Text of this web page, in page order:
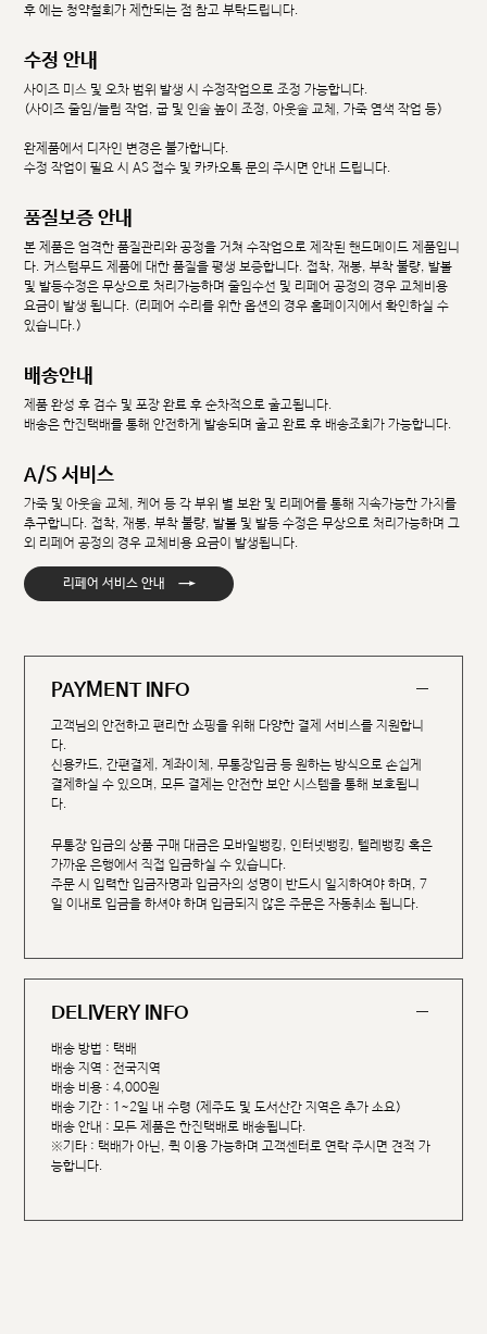
후 에는 청약철회가 제한되는 점 참고 부탁드립니다.
수정 안내
사이즈 미스 및 오차 범위 발생 시 수정작업으로 조정 가능합니다.
(사이즈 줄임/늘림 작업, 굽 및 인솔 높이 조정, 아웃솔 교체, 가죽 염색 작업 등)
완제품에서 디자인 변경은 불가합니다.
수정 작업이 필요 시 AS 접수 및 카카오톡 문의 주시면 안내 드립니다.
품질보증 안내
본 제품은 엄격한 품질관리와 공정을 거쳐 수작업으로 제작된 핸드메이드 제품입니
다. 커스텀무드 제품에 대한 품질을 평생 보증합니다. 접착, 재봉, 부착 불량, 발볼
및 발등수정은 무상으로 처리가능하며 줄임수선 및 리페어 공정의 경우 교체비용
요금이 발생 됩니다. (리페어 수리를 위한 옵션의 경우 홈페이지에서 확인하실 수
있습니다.)
배송안내
제품 완성 후 검수 및 포장 완료 후 순차적으로 출고됩니다.
배송은 한진택배를 통해 안전하게 발송되며 출고 완료 후 배송조회가 가능합니다.
A/S 서비스
가죽 및 아웃솔 교체, 케어 등 각 부위 별 보완 및 리페어를 통해 지속가능한 가치를
추구합니다. 접착, 재봉, 부착 불량, 발볼 및 발등 수정은 무상으로 처리가능하며 그
외 리페어 공정의 경우 교체비용 요금이 발생됩니다.
리페어 서비스 안내 →
PAYMENT INFO
고객님의 안전하고 편리한 쇼핑을 위해 다양한 결제 서비스를 지원합니
다.
신용카드, 간편결제, 계좌이체, 무통장입금 등 원하는 방식으로 손쉽게
결제하실 수 있으며, 모든 결제는 안전한 보안 시스템을 통해 보호됩니
다.
무통장 입금의 상품 구매 대금은 모바일뱅킹, 인터넷뱅킹, 텔레뱅킹 혹은
가까운 은행에서 직접 입금하실 수 있습니다.
주문 시 입력한 입금자명과 입금자의 성명이 반드시 일치하여야 하며, 7
일 이내로 입금을 하셔야 하며 입금되지 않은 주문은 자동취소 됩니다.
DELIVERY INFO
배송 방법 : 택배
배송 지역 : 전국지역
배송 비용 : 4,000원
배송 기간 : 1~2일 내 수령 (제주도 및 도서산간 지역은 추가 소요)
배송 안내 : 모든 제품은 한진택배로 배송됩니다.
※기타 : 택배가 아닌, 퀵 이용 가능하며 고객센터로 연락 주시면 견적 가
능합니다.